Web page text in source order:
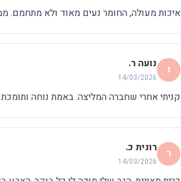
איכות מעולה, החומר נעים מאוד ולא מתחמם.
נ נועה ר.
14/03/2026
קניתי אחרי שחברה המליצה. באמת נוחה
ר רונית כ.
14/03/2026